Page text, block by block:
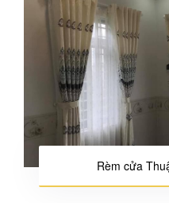
Rèm cửa